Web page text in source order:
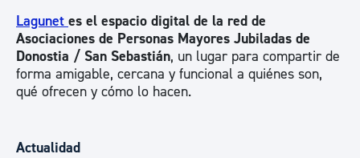
Lagunet es el espacio digital de la red de
Asociaciones de Personas Mayores Jubiladas de
Donostia / San Sebastián, un lugar para compartir de
forma amigable, cercana y funcional a quiénes son,
qué ofrecen y cómo lo hacen.
Actualidad